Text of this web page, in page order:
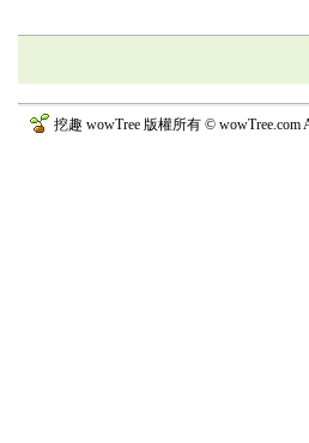
挖趣 wowTree 版權所有 © wowTree.com